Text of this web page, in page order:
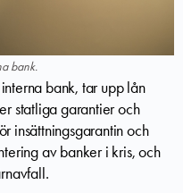
bank.
bank, tar upp lån
statliga garantier och
insättningsgarantin och
av banker i kris, och